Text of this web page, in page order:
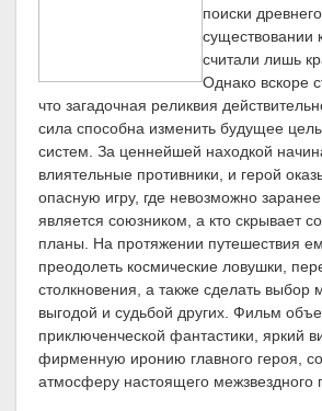
поиски
существовании
считали лишь
Однако вскоре
что загадочная реликвия
сила способна изменить будущее
систем. За ценнейшей находкой
влиятельные противники, и герой
опасную игру, где невозможно
является союзником, а кто скрывает
планы. На протяжении путешествия
преодолеть космические ловушки,
столкновения, а также сделать выбор
выгодой и судьбой других. Фильм
приключенческой фантастики, яркий
фирменную иронию главного героя,
атмосферу настоящего межзвездного